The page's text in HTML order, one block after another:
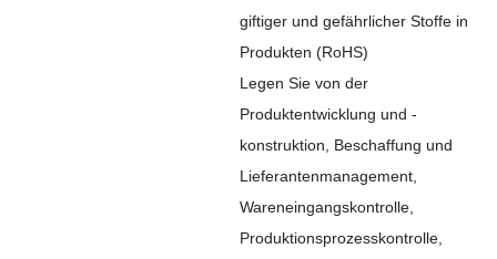
giftiger und gefährlicher Stoffe in
Produkten (RoHS)
Legen Sie von der
Produktentwicklung und -
konstruktion, Beschaffung und
Lieferantenmanagement,
Wareneingangskontrolle,
Produktionsprozesskontrolle,